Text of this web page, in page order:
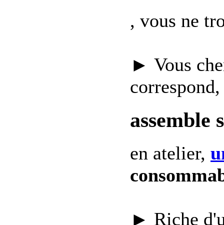
, vous ne
► Vous
correspond,
assemble
en atelier,
► Riche